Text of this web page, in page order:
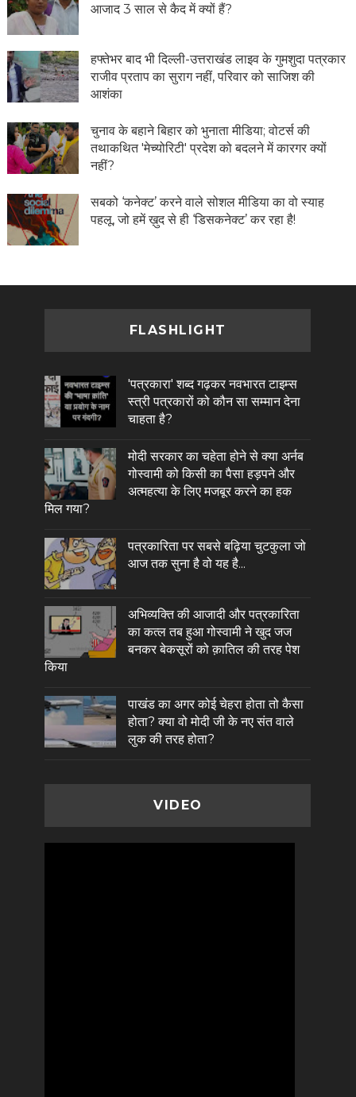
आजाद 3 साल से कैद में क्यों हैं?
हफ्तेभर बाद भी दिल्ली-उत्तराखंड लाइव के गुमशुदा पत्रकार
राजीव प्रताप का सुराग नहीं, परिवार को साजिश की
आशंका
चुनाव के बहाने बिहार को भुनाता मीडिया; वोटर्स की
तथाकथित 'मेच्योरिटी' प्रदेश को बदलने में कारगर क्यों
नहीं?
सबको ‘कनेक्ट’ करने वाले सोशल मीडिया का वो स्याह
पहलू, जो हमें ख़ुद से ही ‘डिसकनेक्ट’ कर रहा है!
FLASHLIGHT
'पत्रकारा' शब्द गढ़कर नवभारत टाइम्स
स्त्री पत्रकारों को कौन सा सम्मान देना
चाहता है?
मोदी सरकार का चहेता होने से क्या अर्नब
गोस्वामी को किसी का पैसा हड़पने और
अत्महत्या के लिए मजबूर करने का हक
मिल गया?
पत्रकारिता पर सबसे बढ़िया चुटकुला जो
आज तक सुना है वो यह है...
अभिव्यक्ति की आजादी और पत्रकारिता
का कत्ल तब हुआ गोस्वामी ने खुद जज
बनकर बेकसूरों को क़ातिल की तरह पेश
किया
पाखंड का अगर कोई चेहरा होता तो कैसा
होता? क्या वो मोदी जी के नए संत वाले
लुक की तरह होता?
VIDEO